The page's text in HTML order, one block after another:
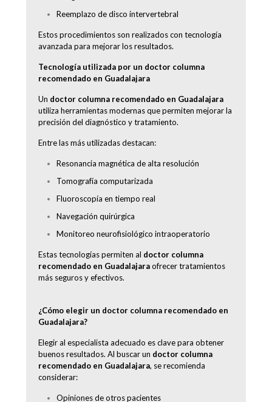
Reemplazo de disco intervertebral
Estos procedimientos son realizados con tecnología
avanzada para mejorar los resultados.
Tecnología utilizada por un doctor columna
recomendado en Guadalajara
Un doctor columna recomendado en Guadalajara
utiliza herramientas modernas que permiten mejorar la
precisión del diagnóstico y tratamiento.
Entre las más utilizadas destacan:
Resonancia magnética de alta resolución
Tomografía computarizada
Fluoroscopía en tiempo real
Navegación quirúrgica
Monitoreo neurofisiológico intraoperatorio
Estas tecnologías permiten al doctor columna
recomendado en Guadalajaraofrecer tratamientos
más seguros y efectivos.
¿Cómo elegir un doctor columna recomendado en
Guadalajara?
Elegir al especialista adecuado es clave para obtener
buenos resultados. Al buscar un doctor columna
recomendado en Guadalajara, se recomienda
considerar:
Opiniones de otros pacientes